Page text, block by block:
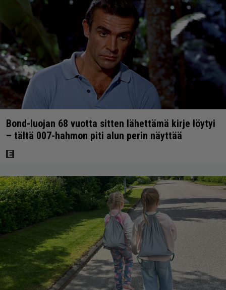
Bond-luojan 68 vuotta sitten lähettämä kirje löytyi
– tältä 007-hahmon piti alun perin näyttää